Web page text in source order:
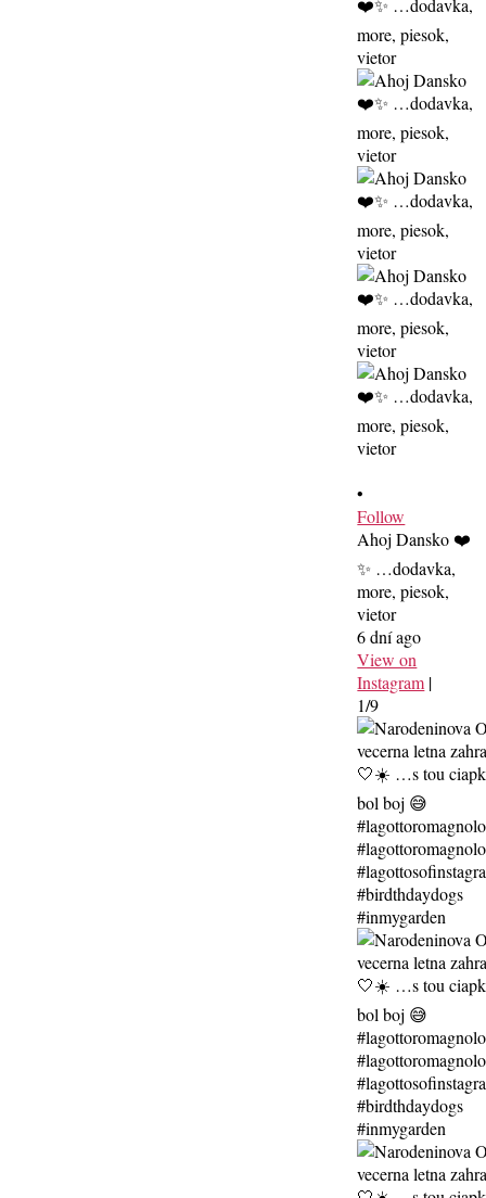
•
Follow
Ahoj Dansko ❤️
✨ …dodavka,
more, piesok,
vietor
6 dní ago
View on
Instagram |
1/9